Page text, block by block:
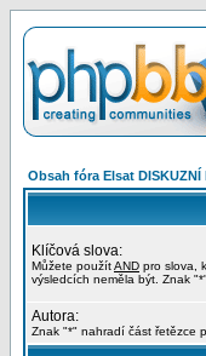
Obsah fóra Elsat DISKUZNÍ
Klíčová slova:
Můžete použítAND pro slova,
výsledcích neměla být. Znak
Autora:
Znak "*" nahradí část řetězce